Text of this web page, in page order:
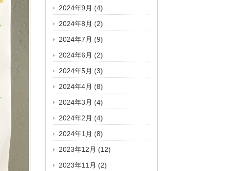
2024年9月 (4)
2024年8月 (2)
2024年7月 (9)
2024年6月 (2)
2024年5月 (3)
2024年4月 (8)
2024年3月 (4)
2024年2月 (4)
2024年1月 (8)
2023年12月 (12)
2023年11月 (2)